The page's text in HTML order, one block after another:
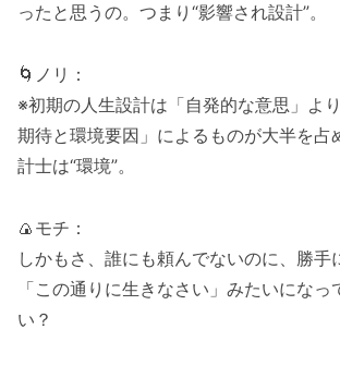
ったと思うの。つまり“影響され設計”。
🌀ノリ：
※初期の人生設計は「自発的な意思」よ
期待と環境要因」によるものが大半を占
計士は“環境”。
🍙モチ：
しかもさ、誰にも頼んでないのに、勝手
「この通りに生きなさい」みたいになっ
い？